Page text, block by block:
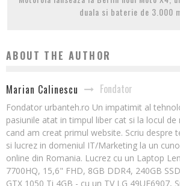
duala si baterie de 3.000
ABOUT THE AUTHOR
Marian Calinescu Fondator
Fondator urbanteh.ro Un impatimit al
pasiunile atat in timpul liber cat si la locul de
cand am creat primul website. Scriu despre
si lucrez in domeniul IT/Marketing la un
online din Romania. Lucrez cu un Laptop
7700HQ, 15,6" FHD, 8GB DDR4, 240GB
GTX 1050 Ti 4GB - cu un TV LG 49UF6907,